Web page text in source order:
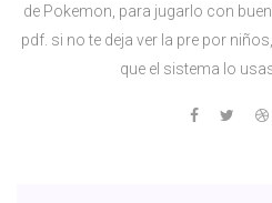
de Pokemon, para jugarlo con
pdf. si no te deja ver la pre por
que el sistema lo